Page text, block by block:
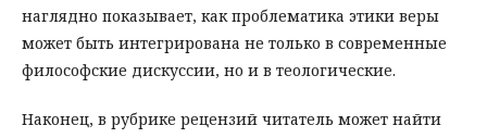
наглядно показывает, как проблематика этики веры
может быть интегрирована не только в современные
философские дискуссии, но и в теологические.
Наконец, в рубрике рецензий читатель может найти